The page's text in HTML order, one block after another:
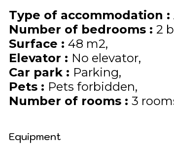
Type of accommodation :
Number of bedrooms : 2
Surface : 48 m2
Elevator : No elevator
Car park : Parking
Pets : Pets forbidden
Number of rooms : 3
Equipment